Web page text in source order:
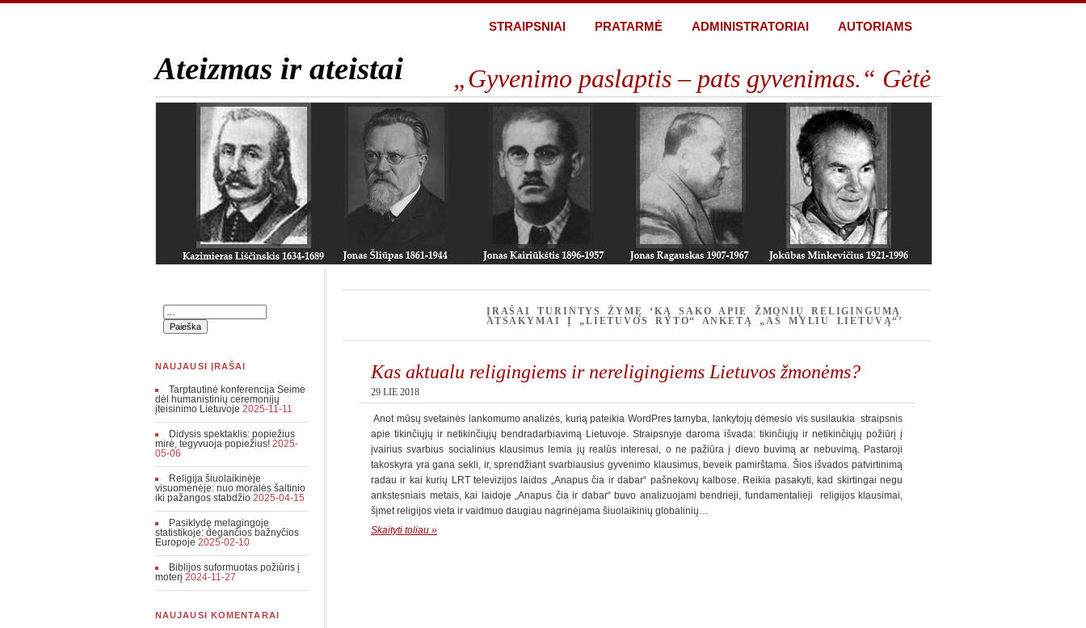
STRAIPSNIAI PRATARMĖ ADMINISTRATORIAI AUTORIAMS
Ateizmas ir ateistai „Gyvenimo paslaptis – pats gyvenimas.“ Gėtė
ĮRAŠAI TURINTYS ŽYMĘ ‘KĄ SAKO APIE ŽMONIŲ RELIGINGUMĄ
ATSAKYMAI Į „LIETUVOS RYTO“ ANKETĄ „AŠ MYLIU LIETUVĄ“’
Kas aktualu religingiems ir nereligingiems Lietuvos žmonėms?
29 LIE 2018
Anot mūsų svetainės lankomumo analizės, kurią pateikia WordPres tarnyba, lankytojų dėmesio vis susilaukia straipsnis
apie tikinčiųjų ir netikinčiųjų bendradarbiavimą Lietuvoje. Straipsnyje daroma išvada: tikinčiųjų ir netikinčiųjų požiūrį į
įvairius svarbius socialinius klausimus lemia jų realūs interesai, o ne pažiūra į dievo buvimą ar nebuvimą. Pastaroji
takoskyra yra gana sekli, ir, sprendžiant svarbiausius gyvenimo klausimus, beveik pamirštama. Šios išvados patvirtinimą
radau ir kai kurių LRT televizijos laidos „Anapus čia ir dabar“ pašnekovų kalbose. Reikia pasakyti, kad skirtingai negu
ankstesniais metais, kai laidoje „Anapus čia ir dabar“ buvo analizuojami bendrieji, fundamentalieji religijos klausimai,
šįmet religijos vieta ir vaidmuo daugiau nagrinėjama šiuolaikinių globalinių…
Skaityti toliau »
NAUJAUSI ĮRAŠAI
Tarptautinė konferencija Seime
dėl humanistinių ceremonijų
įteisinimo Lietuvoje 2025-11-11
Didysis spektaklis: popiežius
mirė, tegyvuoja popiežius! 2025-
05-06
Religija šiuolaikinėje
visuomenėje: nuo moralės šaltinio
iki pažangos stabdžio 2025-04-15
Pasiklydę melagingoje
statistikoje: degančios bažnyčios
Europoje 2025-02-10
Biblijos suformuotas požiūris į
moterį 2024-11-27
NAUJAUSI KOMENTARAI